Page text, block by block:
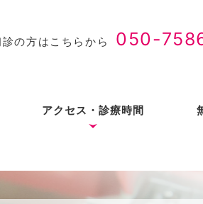
診の方はこちらから 050-
アクセス・診療時間